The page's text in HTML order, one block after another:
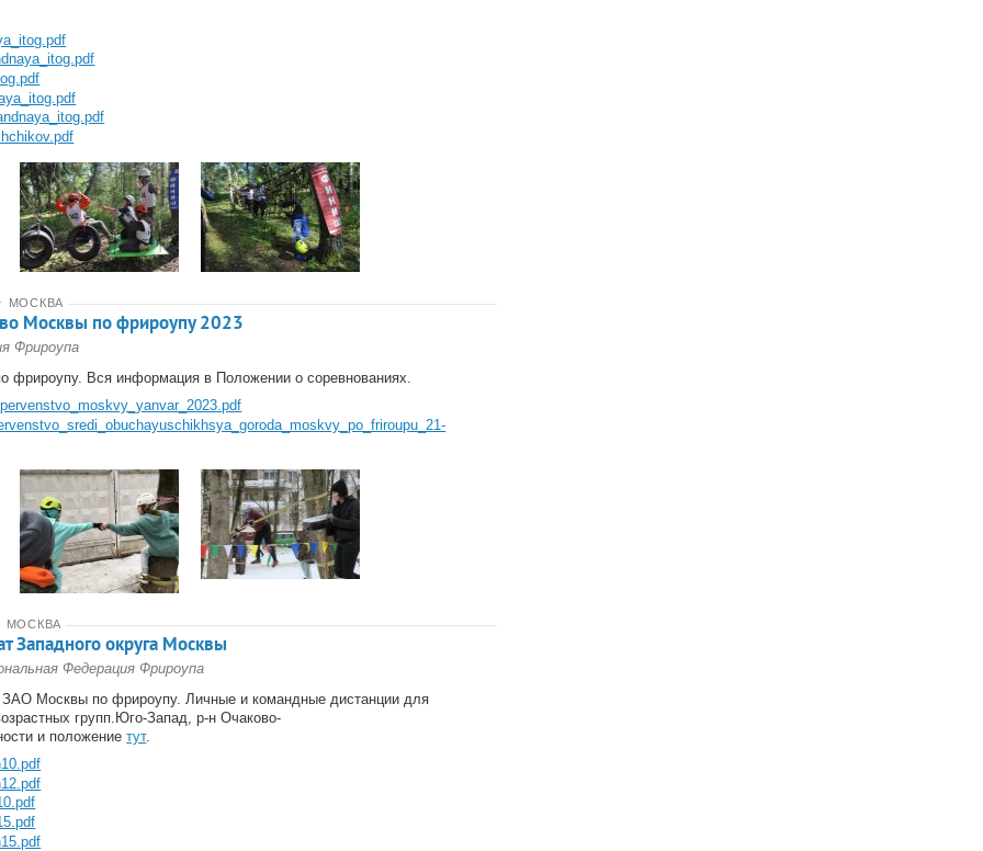
МОСКВА
Москвы по фрироупу 2023
Фрироупа
фрироупу. Вся информация в Положении о соревнованиях.
МОСКВА
Западного округа Москвы
Федерация Фрироупа
Москвы по фрироупу. Личные и командные дистанции для
групп.Юго-Запад, р-н Очаково-
и положениетут.